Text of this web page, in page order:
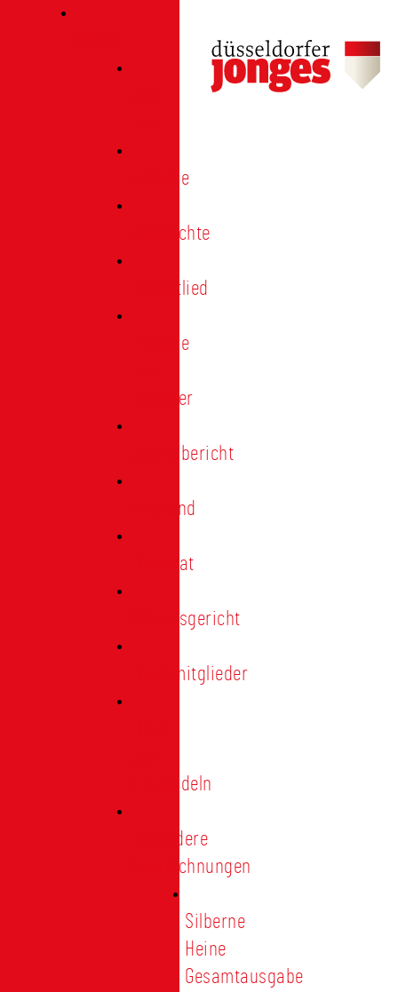
Termine
Geschichte
Heimatlied
Freunde
Förderer
Jahresbericht
Vorstand
Ehrenrat
Schiedsgericht
Ehrenmitglieder
Treunadeln
Besondere
Auszeichnungen
Silberne
Heine
Gesamtausgabe